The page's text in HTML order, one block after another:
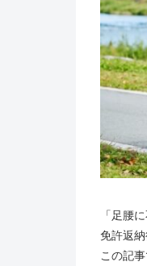
「足腰
免許返
この記